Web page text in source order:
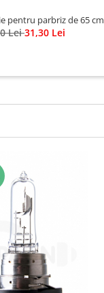
pentru parbriz de 65 cm
Lei31,30 Lei